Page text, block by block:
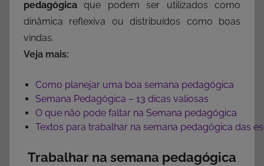
pedagógicaque podem ser utilizados como
dinâmica reflexiva ou distribuídos como boas
vindas.
Veja mais:
Como planejar uma boa semana pedagógica
Semana Pedagógica – 13 dicas valiosas
O que não pode faltar na Semana pedagógica
Textos para trabalhar na semana pedagógica das
Trabalhar na semana pedagógica